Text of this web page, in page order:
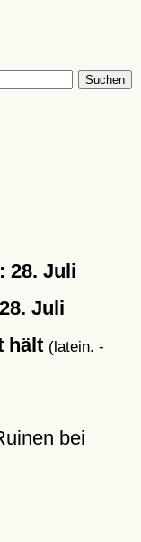
Suchen
28. Juli
Juli
hält (latein. -
bei